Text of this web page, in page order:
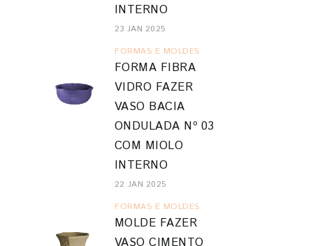
INTERNO
23 JAN 2025
FORMAS E MOLDES
FORMA FIBRA
VIDRO FAZER
VASO BACIA
ONDULADA Nº 03
COM MIOLO
INTERNO
22 JAN 2025
FORMAS E MOLDES
MOLDE FAZER